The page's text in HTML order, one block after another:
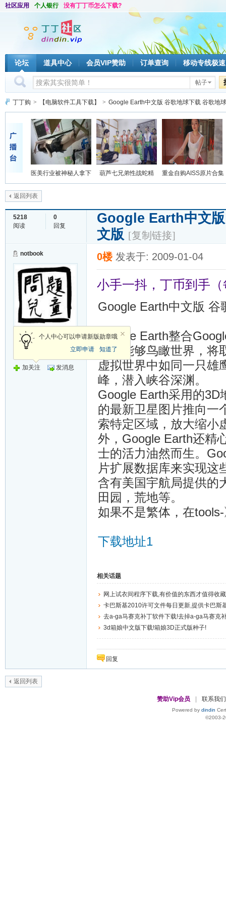
社区应用 个人银行 没有丁丁币怎么下载?
论坛 道具中心 会员VIP赞助 订单查询 移动专线极速
帖子
丁丁购 > 【电脑软件工具下载】 > Google Earth中文版 谷歌地球下载 谷歌地
医美行业被神秘人拿下 葫芦七兄弟性战蛇精 重金自购AISS原片合集
返回列表
5218
阅读
0
回复
Google Earth中文
文版 [复制链接]
notbook
荣誉会员 个人中心可以申请新版勋章哦
立即申请
知道了
加关注
发消息
0楼 发表于: 2009-01-04
小手一抖，丁币到手
Google Earth中文版
Google Earth整合
务，能够鸟瞰世界，将
虚拟世界中如同一只雄
峰，潜入峡谷深渊。
Google Earth采用的3D
的最新卫星图片推向一
索特定区域，放大缩小
外，Google Earth还
士的活力油然而生。
片扩展数据库来实现这
含有美国宇航局提供的
田园，荒地等。
如果不是繁体，在
下载地址1
相关话题
网上试衣间程序下载,有价值的东西才值得收
卡巴斯基2010许可文件每日更新,提供卡巴斯
去a-ga马赛克补丁软件下载!去掉a-ga马赛克
3d箱娘中文版下载!箱娘3D正式版种子!
回复
返回列表
赞助Vip会员 联系我们
Powered by dindin
©2003-